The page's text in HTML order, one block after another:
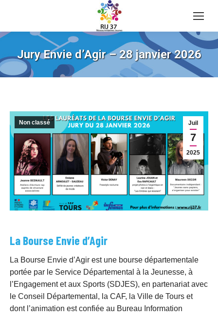
Jury Envie d’Agir – 28 janvier 2026
Juil
7
2025
Non classé
La Bourse Envie d’Agir
La Bourse Envie d’Agir est une bourse départementale
portée par le Service Départemental à la Jeunesse, à
l’Engagement et aux Sports (SDJES), en partenariat avec
le Conseil Départemental, la CAF, la Ville de Tours et
dont l’animation est confiée au Bureau Information